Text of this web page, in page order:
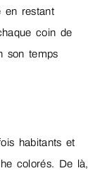
en restant
coin de
son temps
habitants et
colorés. De là,